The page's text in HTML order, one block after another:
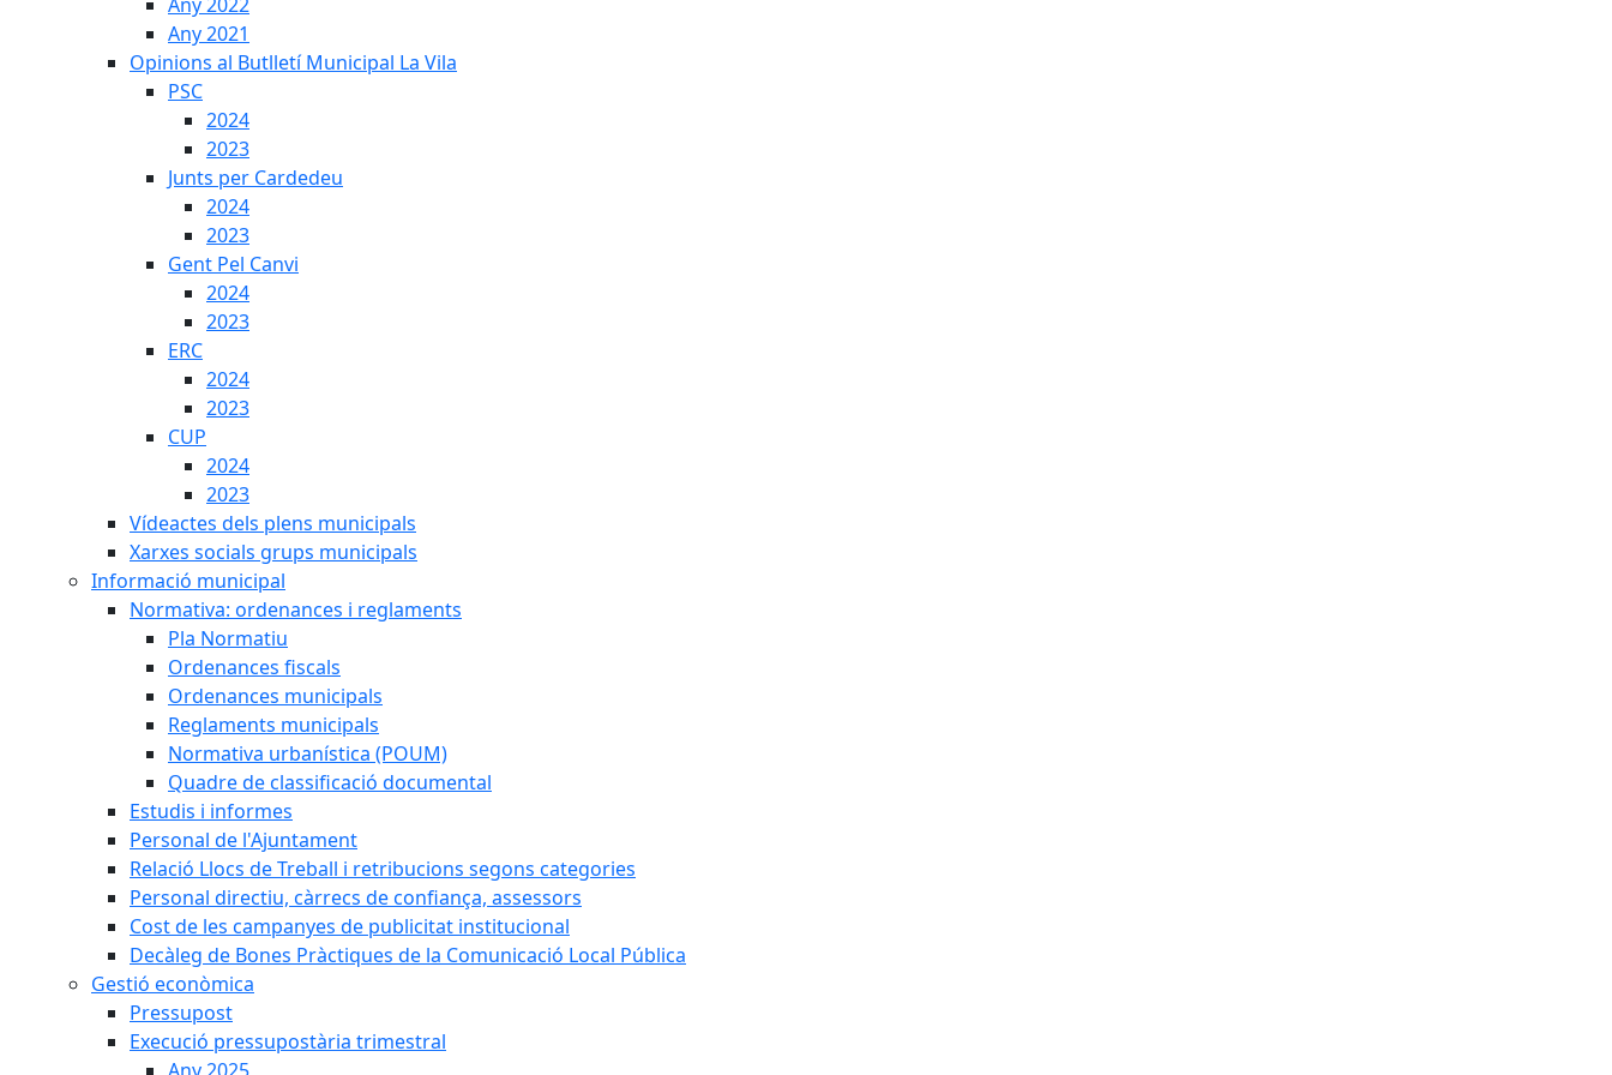
Any 2021
Opinions al Butlletí Municipal La Vila
PSC
2024
2023
Junts per Cardedeu
2024
2023
Gent Pel Canvi
2024
2023
ERC
2024
2023
CUP
2024
2023
Vídeactes dels plens municipals
Xarxes socials grups municipals
Informació municipal
Normativa: ordenances i reglaments
Pla Normatiu
Ordenances fiscals
Ordenances municipals
Reglaments municipals
Normativa urbanística (POUM)
Quadre de classificació documental
Estudis i informes
Personal de l'Ajuntament
Relació Llocs de Treball i retribucions segons categories
Personal directiu, càrrecs de confiança, assessors
Cost de les campanyes de publicitat institucional
Decàleg de Bones Pràctiques de la Comunicació Local Pública
Gestió econòmica
Pressupost
Execució pressupostària trimestral